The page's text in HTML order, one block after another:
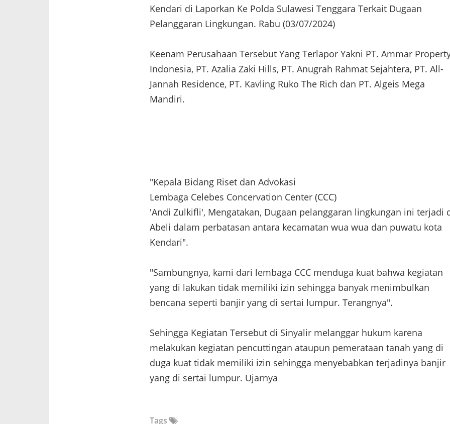
Kendari di Laporkan Ke Polda Sulawesi Tenggara Terkait Dugaan
Pelanggaran Lingkungan. Rabu (03/07/2024)
Keenam Perusahaan Tersebut Yang Terlapor Yakni PT. Ammar
Indonesia, PT. Azalia Zaki Hills, PT. Anugrah Rahmat Sejahtera, PT. All-
Jannah Residence, PT. Kavling Ruko The Rich dan PT. Algeis Mega
Mandiri.
"Kepala Bidang Riset dan Advokasi
Lembaga Celebes Concervation Center (CCC)
'Andi Zulkifli', Mengatakan, Dugaan pelanggaran lingkungan ini terjadi
Abeli dalam perbatasan antara kecamatan wua wua dan puwatu kota
Kendari".
"Sambungnya, kami dari lembaga CCC menduga kuat bahwa kegiatan
yang di lakukan tidak memiliki izin sehingga banyak menimbulkan
bencana seperti banjir yang di sertai lumpur. Terangnya".
Sehingga Kegiatan Tersebut di Sinyalir melanggar hukum karena
melakukan kegiatan pencuttingan ataupun pemerataan tanah yang di
duga kuat tidak memiliki izin sehingga menyebabkan terjadinya banjir
yang di sertai lumpur. Ujarnya
Tags